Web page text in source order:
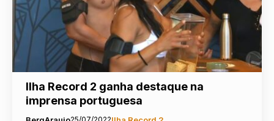
Ilha Record 2 ganha destaque na
imprensa portuguesa